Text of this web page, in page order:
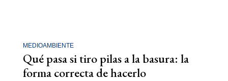
MEDIOAMBIENTE
Qué pasa si tiro pilas a la basura: la
forma correcta de hacerlo